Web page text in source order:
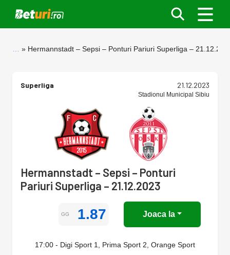
Hermannstadt – Sepsi – Ponturi Pariuri Superliga –
Superliga 21.12.2023
Stadionul Municipal Sibiu
Hermannstadt – Sepsi – Ponturi
Pariuri Superliga – 21.12.2023
GG 1.87 Joaca la
17:00 - Digi Sport 1, Prima Sport 2, Orange Sport